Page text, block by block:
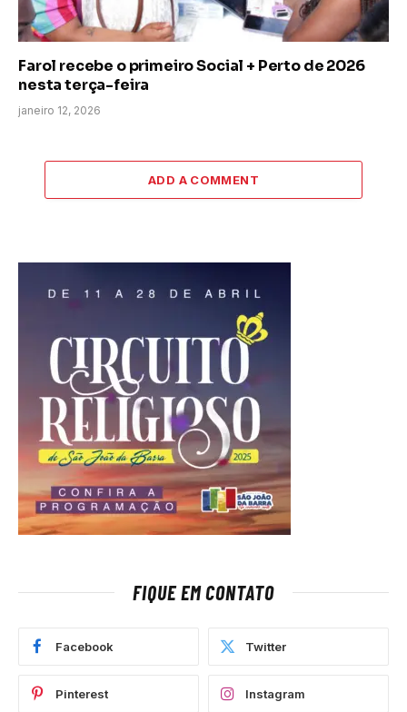
Farol recebe o primeiro Social + Perto de 2026
nesta terça-feira
janeiro 12, 2026
ADD A COMMENT
FIQUE EM CONTATO
Facebook Twitter
Pinterest Instagram